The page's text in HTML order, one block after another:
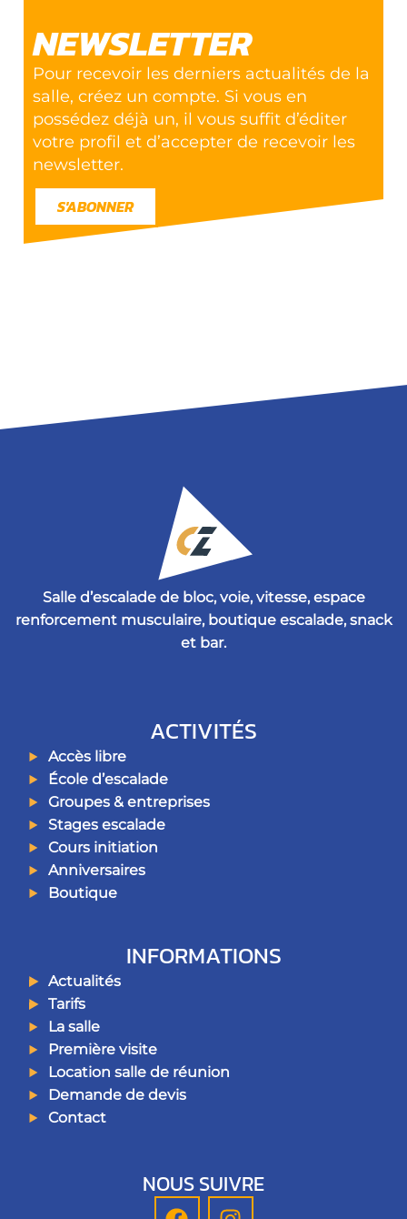
NEWSLETTER
Pour recevoir les derniers actualités de la
salle, créez un compte. Si vous en
possédez déjà un, il vous suffit d’éditer
votre profil et d’accepter de recevoir les
newsletter.
S'ABONNER
Salle d’escalade de bloc, voie, vitesse, espace
renforcement musculaire, boutique escalade, snack
et bar.
ACTIVITÉS
Accès libre
École d’escalade
Groupes & entreprises
Stages escalade
Cours initiation
Anniversaires
Boutique
INFORMATIONS
Actualités
Tarifs
La salle
Première visite
Location salle de réunion
Demande de devis
Contact
NOUS SUIVRE